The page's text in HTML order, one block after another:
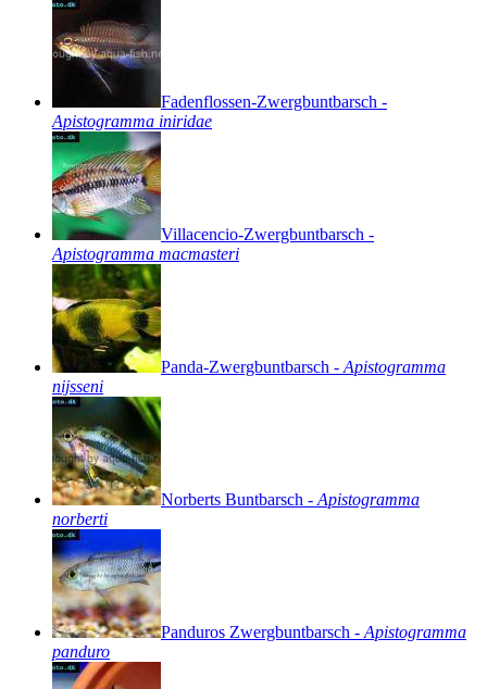
Fadenflossen-Zwergbuntbarsch -
Apistogramma iniridae
Villacencio-Zwergbuntbarsch -
Apistogramma macmasteri
Panda-Zwergbuntbarsch - Apistogramma
nijsseni
Norberts Buntbarsch - Apistogramma
norberti
Panduros Zwergbuntbarsch - Apistogramma
panduro